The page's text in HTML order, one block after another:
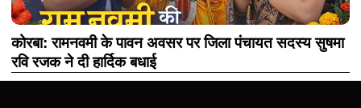
कोरबा: रामनवमी के पावन अवसर पर जिला पंचायत सदस्य सुषमा
रवि रजक ने दी हार्दिक बधाई